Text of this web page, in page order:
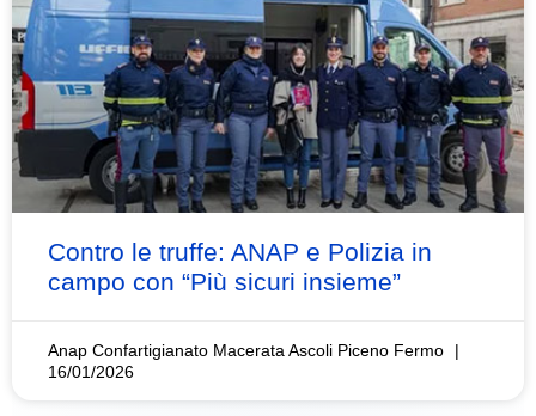
Contro le truffe: ANAP e Polizia in
campo con “Più sicuri insieme”
Anap Confartigianato Macerata Ascoli Piceno Fermo
16/01/2026